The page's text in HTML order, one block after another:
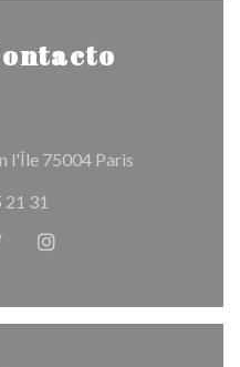
l'Île 75004 Paris((abre numa
21 31
((abre numa nova janela))
((abre numa nova
Instagram ((abre